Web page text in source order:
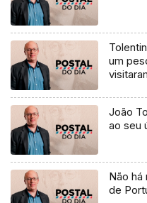
um
João
ao seu
Não há
de